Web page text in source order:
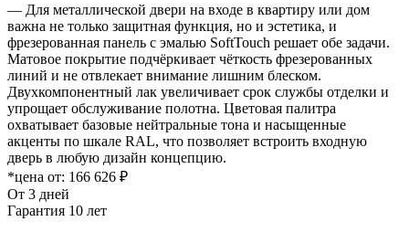
— Для металлической двери на входе в квартиру или дом
важна не только защитная функция, но и эстетика, и
фрезерованная панель с эмалью SoftTouch решает обе задачи.
Матовое покрытие подчёркивает чёткость фрезерованных
линий и не отвлекает внимание лишним блеском.
Двухкомпонентный лак увеличивает срок службы отделки и
упрощает обслуживание полотна. Цветовая палитра
охватывает базовые нейтральные тона и насыщенные
акценты по шкале RAL, что позволяет встроить входную
дверь в любую дизайн концепцию.
*цена от: 166 626 ₽
От 3 дней
Гарантия 10 лет